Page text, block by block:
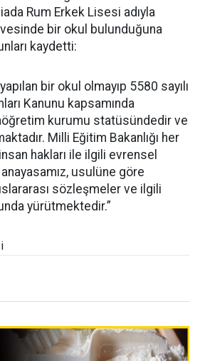
Rum Erkek Lisesi adıyla
bir okul bulunduğuna
kaydetti:
bir okul olmayıp 5580 sayılı
Kanunu kapsamında
kurumu statüsündedir ve
Milli Eğitim Bakanlığı her
hakları ile ilgili evrensel
usulüne göre
sözleşmeler ve ilgili
yürütmektedir.”